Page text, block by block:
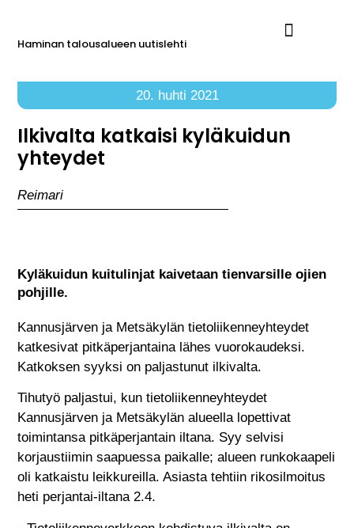
Haminan talousalueen uutislehti
20. huhti 2021
Ilkivalta katkaisi kyläkuidun
yhteydet
Reimari
Kyläkuidun kuitulinjat kaivetaan tienvarsille ojien
pohjille.
Kannusjärven ja Metsäkylän tietoliikenneyhteydet
katkesivat pitkäperjantaina lähes vuorokaudeksi.
Katkoksen syyksi on paljastunut ilkivalta.
Tihutyö paljastui, kun tietoliikenneyhteydet
Kannusjärven ja Metsäkylän alueella lopettivat
toimintansa pitkäperjantain iltana. Syy selvisi
korjaustiimin saapuessa paikalle; alueen runkokaapeli
oli katkaistu leikkureilla. Asiasta tehtiin rikosilmoitus
heti perjantai-iltana 2.4.